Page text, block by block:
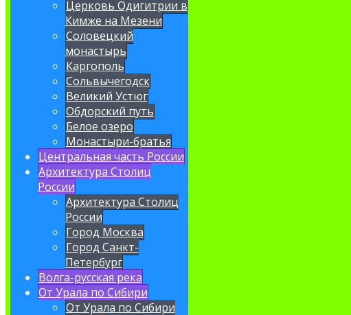
Церковь Одигитрии в
Кимже на Мезени
Соловецкий
монастырь
Каргополь
Сольвычегодск
Великий Устюг
Обдорский путь
Белое озеро
Монастыри-братья
Центральная часть России
Архитектура Столиц
России
Архитектура Столиц
России
Город Москва
Город Санкт-
Петербург
Волга-русская река
От Урала по Сибири
От Урала по Сибири